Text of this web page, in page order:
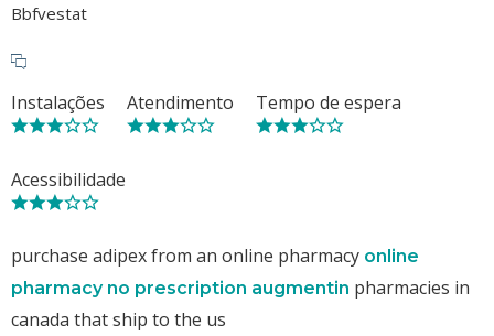
Bbfvestat
Instalações Atendimento Tempo de espera
Acessibilidade
purchase adipex from an online pharmacy online
pharmacy no prescription augmentin pharmacies in
canada that ship to the us